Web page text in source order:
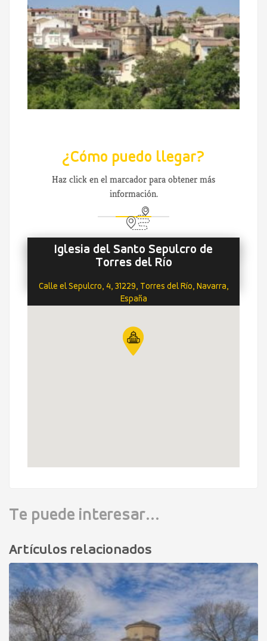
¿Cómo puedo llegar?
Haz click en el marcador para obtener más
información.
Iglesia del Santo Sepulcro de
Torres del Río
Calle el Sepulcro, 4, 31229, Torres del Río, Navarra,
España
Te puede interesar...
Artículos relacionados